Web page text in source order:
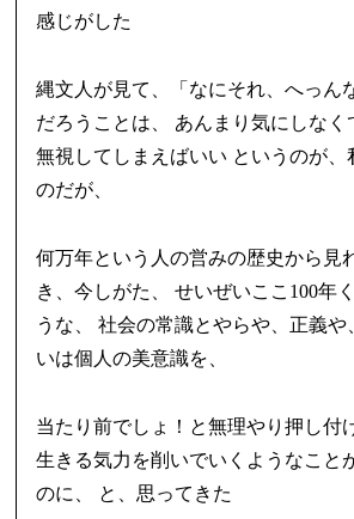
感じがした
縄文人が見て、「なにそれ、へっん
だろうことは、 あんまり気にしなく
無視してしまえばいい というのが、
のだが、
何万年という人の営みの歴史から見
き、今しがた、 せいぜいここ100年
うな、 社会の常識とやらや、正義や
いは個人の美意識を、
当たり前でしょ！と無理やり押し付
生きる気力を削いでいくようなこと
のに、 と、思ってきた